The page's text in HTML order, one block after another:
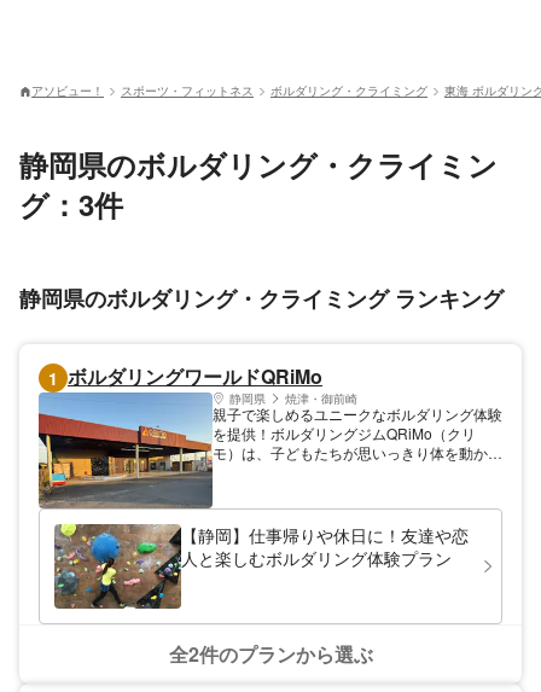
アソビュー！ スポーツ・フィットネス ボルダリング・クライミング 東海 ボルダリン
静岡県のボルダリング・クライミン
グ：3件
静岡県のボルダリング・クライミング ランキング
1 ボルダリングワールドQRiMo
静岡県 焼津・御前崎
親子で楽しめるユニークなボルダリング体験
を提供！ボルダリングジムQRiMo（クリ
モ）は、子どもたちが思いっきり体を動かし
化した ARボルダリング！壁に映し出される
映像で、ゲーム感覚でクライミングに挑戦で
きます。スコアを競ったり、ミッションをク
リアしたりと、何度でもチャレンジしたくな
り、初めての子どもでも安心して遊べます。
親子で楽しめる設計なので、小さなお子さま
連れの方も大歓迎です。 クライミングを通
【静岡】仕事帰りや休日に！友達や恋
人と楽しむボルダリング体験プラン
全2件のプランから選ぶ